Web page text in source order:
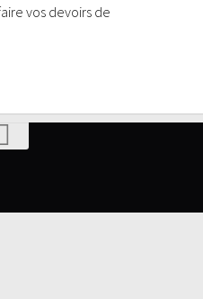
vos devoirs de